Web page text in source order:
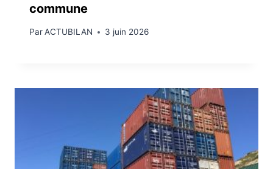
commune
ParACTUBILAN 3 juin 2026